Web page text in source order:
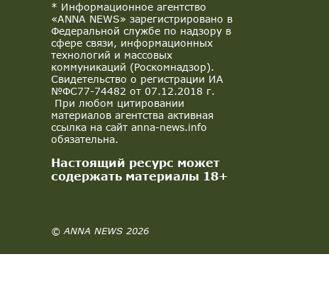
* Информационное агентство
«ANNA NEWS» зарегистрировано в
Федеральной службе по надзору в
сфере связи, информационных
технологий и массовых
коммуникаций (Роскомнадзор).
Свидетельство о регистрации ИА
№ФС77-74482 от 07.12.2018 г.
При любом цитировании
материалов агентства активная
ссылка на сайт anna-news.info
обязательна.
Настоящий ресурс может
содержать материалы 18+
© ANNA NEWS 2026